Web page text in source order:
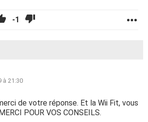
-1
à 21:30
de votre réponse. Et la Wii Fit, vous
POUR VOS CONSEILS.